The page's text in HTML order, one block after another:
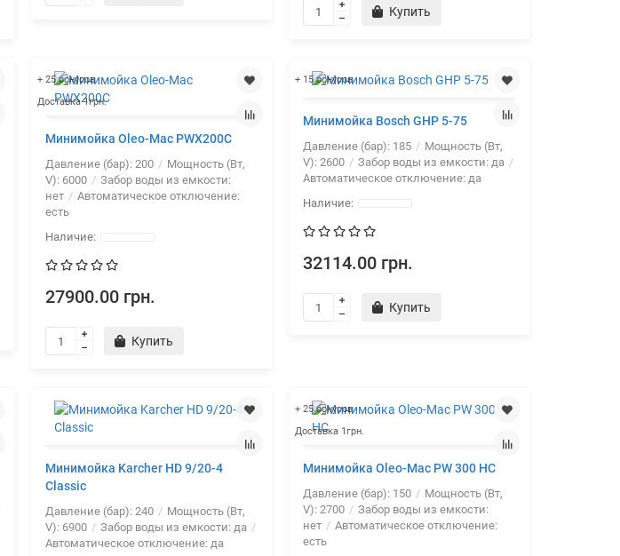
Купить
+ 25 бонусов
Доставка 1грн.
Минимойка Oleo-Mac PWX200C
Давление (бар): 200
Мощность (Вт,
V): 6000
Забор воды из емкости:
нет
Автоматическое отключение:
есть
27900.00 грн.
Купить
+ 15 бонусов
Минимойка Bosch GHP 5-75
Давление (бар): 185
Мощность (Вт,
V): 2600 Забор воды из емкости: да
Автоматическое отключение: да
32114.00 грн.
Купить
Минимойка Karcher HD 9/20-4
Classic
Давление (бар): 240
Мощность (Вт,
V): 6900 Забор воды из емкости: да
Автоматическое отключение: да
+ 25 бонусов
Доставка 1грн.
Минимойка Oleo-Mac PW 300 HC
Давление (бар): 150
Мощность (Вт,
V): 2700
Забор воды из емкости:
нет
Автоматическое отключение:
есть